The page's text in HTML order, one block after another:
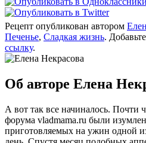
Рецепт опубликован автором
Печенье, Сладкая жизнь.
ссылку.
Об авторе Елена
А вот так все начиналось. Почти
форума vladmama.ru были
приготовляемых на ужин одной